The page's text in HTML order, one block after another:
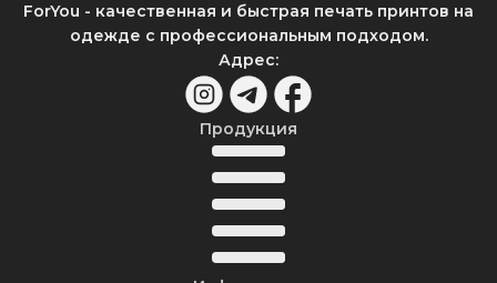
ForYou - качественная и быстрая печать принтов на
одежде с профессиональным подходом.
Адрес:
Продукция